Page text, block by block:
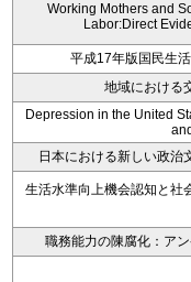
Working Mothers and
Labor:Direct
平成17年版国民生
地域における
Depression in the United
日本における新しい政治
生活水準向上機会認知と社
職務能力の陳腐化：ア